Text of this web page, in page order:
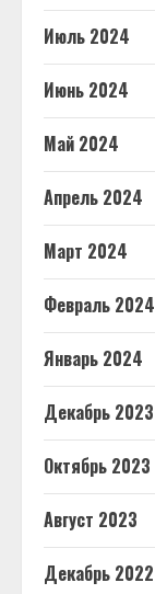
Июль 2024
Июнь 2024
Май 2024
Апрель 2024
Март 2024
Февраль 2024
Январь 2024
Декабрь 2023
Октябрь 2023
Август 2023
Декабрь 2022